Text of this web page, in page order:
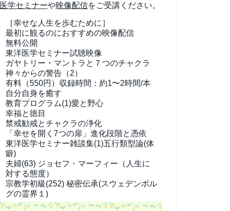
医学セミナーや映像配信をご受講ください。
［幸せな人生を歩むために］
最初に観るのにおすすめの映像配信
無料公開
東洋医学セミナー試聴映像
ガヤトリー・マントラと７つのチャクラ
神々からの警告（2）
有料（550円） 収録時間：約1〜2時間/本
自分自身を癒す
教育プログラム(1)愛と野心
幸福と徳目
禁戒勧戒とチャクラの浄化
「幸せを開く7つの扉」進化段階と憑依
東洋医学セミナー雑談集(1)五行類型論(体
癖)
夫婦(63) ジョセフ・マーフィー（人生に
対する態度）
宗教学初級(252) 秘密伝承(スウェデンボル
グの霊界１)